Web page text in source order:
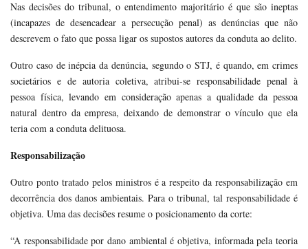
Nas decisões do tribunal, o entendimento majoritário é que são ineptas
(incapazes de desencadear a persecução penal) as denúncias que não
descrevem o fato que possa ligar os supostos autores da conduta ao delito.
Outro caso de inépcia da denúncia, segundo o STJ, é quando, em crimes
societários e de autoria coletiva, atribui-se responsabilidade penal à
pessoa física, levando em consideração apenas a qualidade da pessoa
natural dentro da empresa, deixando de demonstrar o vínculo que ela
teria com a conduta delituosa.
Responsabilização
Outro ponto tratado pelos ministros é a respeito da responsabilização em
decorrência dos danos ambientais. Para o tribunal, tal responsabilidade é
objetiva. Uma das decisões resume o posicionamento da corte:
“A responsabilidade por dano ambiental é objetiva, informada pela teoria